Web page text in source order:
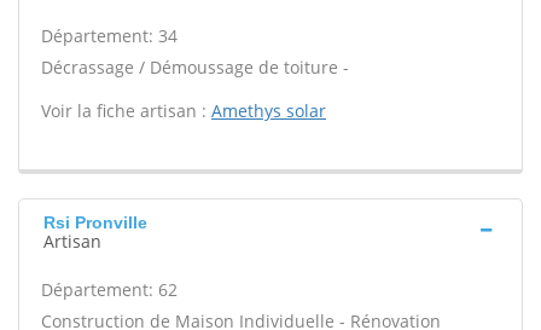
Département: 34
Décrassage / Démoussage de toiture -
Voir la fiche artisan : Amethys solar
Rsi Pronville
Artisan
Département: 62
Construction de Maison Individuelle - Rénovation